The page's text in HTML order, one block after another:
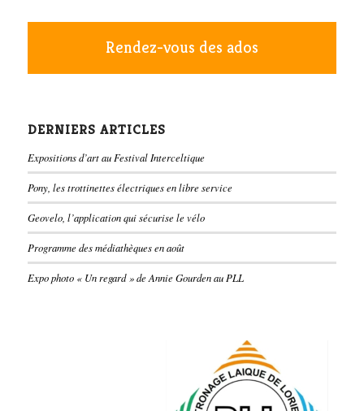
Rendez-vous des ados
DERNIERS ARTICLES
Expositions d’art au Festival Interceltique
Pony, les trottinettes électriques en libre service
Geovelo, l’application qui sécurise le vélo
Programme des médiathèques en août
Expo photo « Un regard » de Annie Gourden au PLL